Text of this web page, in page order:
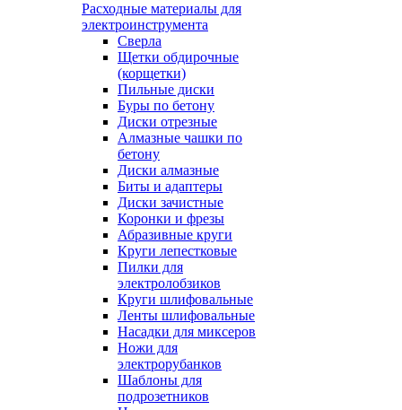
Расходные материалы для
электроинструмента
Сверла
Щетки обдирочные
(корщетки)
Пильные диски
Буры по бетону
Диски отрезные
Алмазные чашки по
бетону
Диски алмазные
Биты и адаптеры
Диски зачистные
Коронки и фрезы
Абразивные круги
Круги лепестковые
Пилки для
электролобзиков
Круги шлифовальные
Ленты шлифовальные
Насадки для миксеров
Ножи для
электрорубанков
Шаблоны для
подрозетников